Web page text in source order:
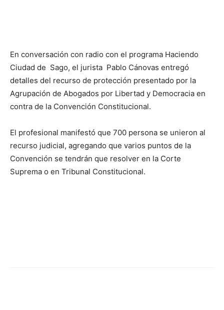
En conversación con radio con el programa Haciendo
Ciudad de Sago, el jurista Pablo Cánovas entregó
detalles del recurso de protección presentado por la
Agrupación de Abogados por Libertad y Democracia en
contra de la Convención Constitucional.
El profesional manifestó que 700 persona se unieron al
recurso judicial, agregando que varios puntos de la
Convención se tendrán que resolver en la Corte
Suprema o en Tribunal Constitucional.